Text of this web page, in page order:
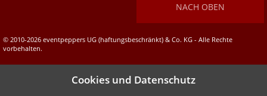
NACH OBEN
© 2010-2026 eventpeppers UG (haftungsbeschränkt) & Co. KG - Alle Rechte
vorbehalten.
Cookies und Datenschutz